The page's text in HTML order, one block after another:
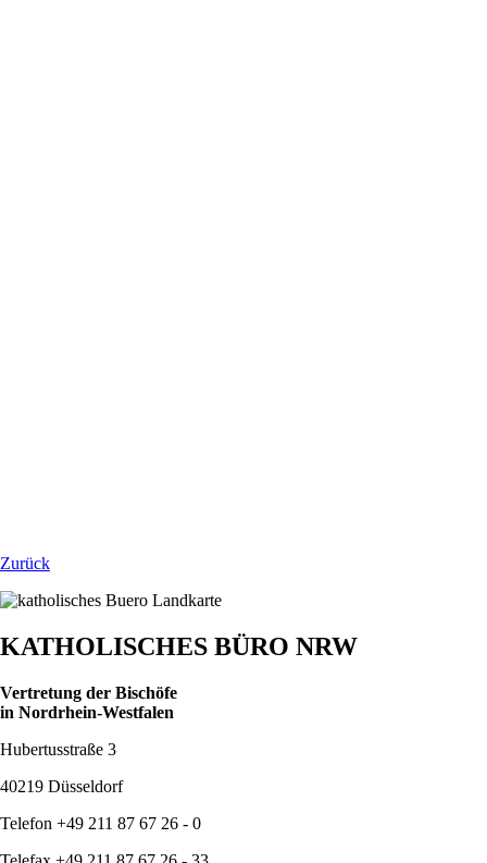
Zurück
KATHOLISCHES BÜRO NRW
Vertretung der Bischöfe
in Nordrhein-Westfalen
Hubertusstraße 3
40219 Düsseldorf
Telefon +49 211 87 67 26 - 0